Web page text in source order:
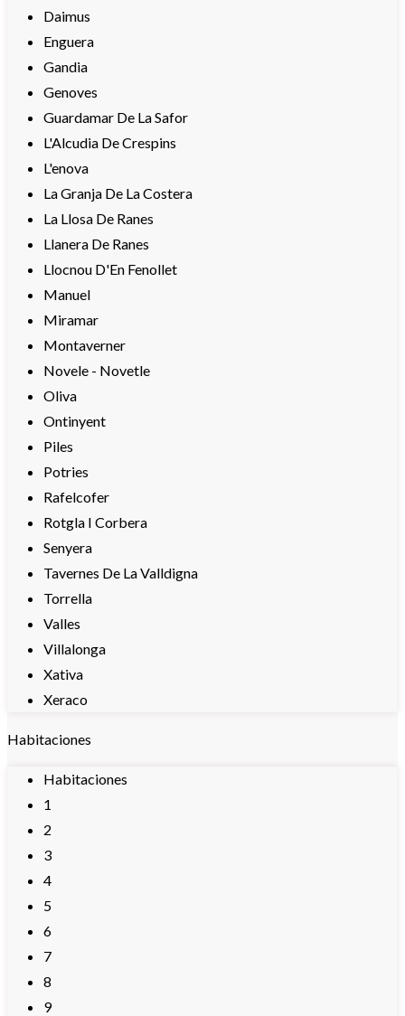
Daimus
Enguera
Gandia
Genoves
Guardamar De La Safor
L'Alcudia De Crespins
L'enova
La Granja De La Costera
La Llosa De Ranes
Llanera De Ranes
Llocnou D'En Fenollet
Manuel
Miramar
Montaverner
Novele - Novetle
Oliva
Ontinyent
Piles
Potries
Rafelcofer
Rotgla I Corbera
Senyera
Tavernes De La Valldigna
Torrella
Valles
Villalonga
Xativa
Xeraco
Habitaciones
Habitaciones
1
2
3
4
5
6
7
8
9